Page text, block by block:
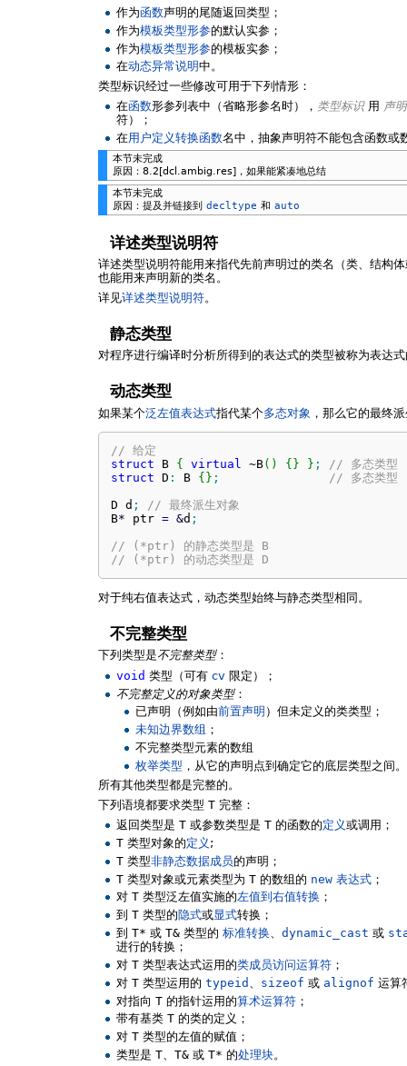
作为函数声明的尾随返回类型；
作为模板类型形参的默认实参；
作为模板类型形参的模板实参；
在动态异常说明中。
类型标识经过一些修改可用于下列情形：
在函数形参列表中（省略形参名时）， 类型标识用 声
符）；
在用户定义转换函数名中，抽象声明符不能包含函数或
本节未完成
原因：8.2[dcl.ambig.res]，如果能紧凑地总结
本节未完成
原因：提及并链接到 decltype 和 auto
详述类型说明符
详述类型说明符能用来指代先前声明过的类名（类、结构
也能用来声明新的类名。
详见详述类型说明符。
静态类型
对程序进行编译时分析所得到的表达式的类型被称为表达
动态类型
如果某个泛左值表达式指代某个多态对象 ，那么它的最终
// 给定
struct B { virtual ~B( ) { } } ;
// 多态类型
struct D : B { } ;
// 多态类型
D d ;
// 最终派生对象
B* ptr = &d ;
// (*ptr) 的静态类型是 B
// (*ptr) 的动态类型是 D
对于纯右值表达式，动态类型始终与静态类型相同。
不完整类型
下列类型是不完整类型：
void 类型（可有cv 限定）；
不完整定义的对象类型：
已声明（例如由前置声明 ）但未定义的类类型；
未知边界数组 ；
不完整类型元素的数组
枚举类型 ，从它的声明点到确定它的底层类型之间。
所有其他类型都是完整的。
下列语境都要求类型 T 完整：
返回类型是T 或参数类型是T 的函数的定义或调用；
T 类型对象的定义 ;
T 类型非静态数据成员的声明；
T 类型对象或元素类型为T 的数组的 new 表达式 ；
对T 类型泛左值实施的左值到右值转换 ；
到T 类型的隐式或显式转换；
到T* 或T& 类型的标准转换、dynamic_cast 或
进行的转换；
对T 类型表达式运用的类成员访问运算符 ；
对T 类型运用的typeid sizeof 或 alignof 运算
对指向T 的指针运用的算术运算符 ；
带有基类T 的类的定义；
对T 类型的左值的赋值；
类型是T、T& 或T* 的处理块。